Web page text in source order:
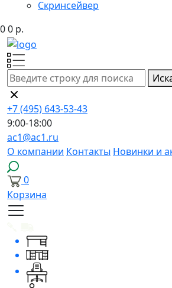
Скринсейвер
00 р.
+7 (495) 643-53-43
9:00-18:00
ac1@ac1.ru
О компании Контакты Новинки и
0
Корзина